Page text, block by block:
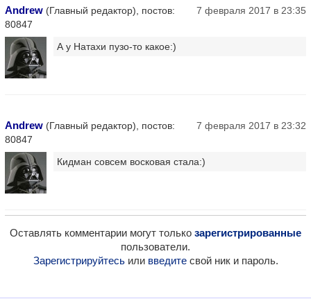
Andrew (Главный редактор), постов:
80847
7 февраля 2017 в 23:35
А у Натахи пузо-то какое:)
Andrew (Главный редактор), постов:
80847
7 февраля 2017 в 23:32
Кидман совсем восковая стала:)
Оставлять комментарии могут только зарегистрированные
пользователи.
Зарегистрируйтесьили введитесвой ник и пароль.